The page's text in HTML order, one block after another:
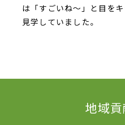
は「すごいね～」と目を
見学していました。
地域貢